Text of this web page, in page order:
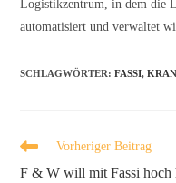
Logistikzentrum, in dem die
automatisiert und verwaltet
SCHLAGWÖRTER:FASSI,
Vorheriger Beitrag
F & W will mit Fassi hoch